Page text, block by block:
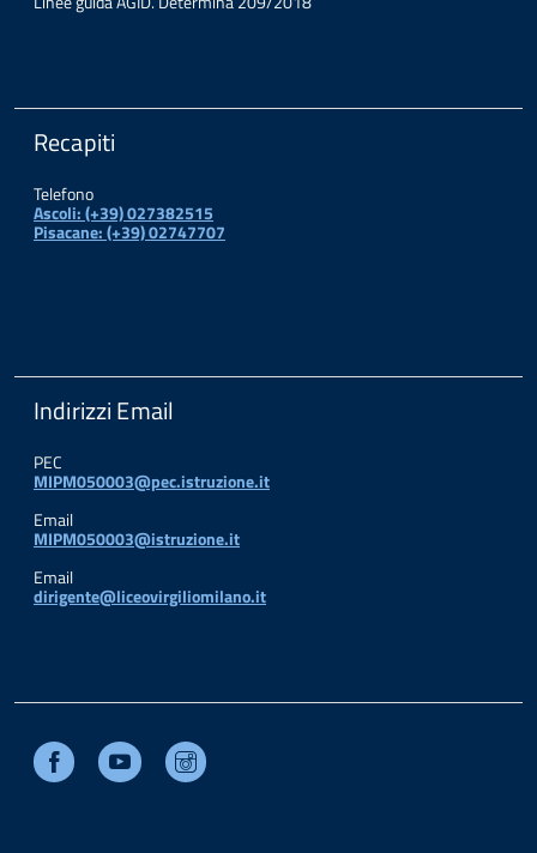
Recapiti
Telefono
Ascoli: (+39) 027382515
Pisacane: (+39) 02747707
Indirizzi Email
PEC
MIPM050003@pec.istruzione.it
Email
MIPM050003@istruzione.it
Email
dirigente@liceovirgiliomilano.it
Facebook Youtube